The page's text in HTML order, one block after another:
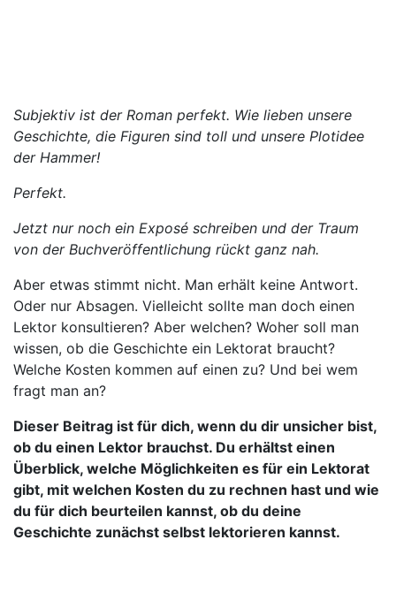
Subjektiv ist der Roman perfekt. Wie lieben unsere
Geschichte, die Figuren sind toll und unsere Plotidee
der Hammer!
Perfekt.
Jetzt nur noch ein Exposé schreiben und der Traum
von der Buchveröffentlichung rückt ganz nah.
Aber etwas stimmt nicht. Man erhält keine Antwort.
Oder nur Absagen. Vielleicht sollte man doch einen
Lektor konsultieren? Aber welchen? Woher soll man
wissen, ob die Geschichte ein Lektorat braucht?
Welche Kosten kommen auf einen zu? Und bei wem
fragt man an?
Dieser Beitrag ist für dich, wenn du dir unsicher bist,
ob du einen Lektor brauchst. Du erhältst einen
Überblick, welche Möglichkeiten es für ein Lektorat
gibt, mit welchen Kosten du zu rechnen hast und wie
du für dich beurteilen kannst, ob du deine
Geschichte zunächst selbst lektorieren kannst.